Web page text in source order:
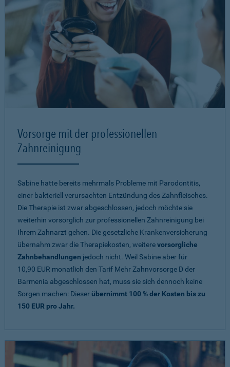
Vorsorge mit der professionellen
Zahnreinigung
Sabine hatte bereits mehrmals Probleme mit Parodontitis,
einer bakteriell verursachten Entzündung des Zahnfleisches.
Die Therapie ist zwar abgeschlossen, jedoch möchte sie
weiterhin vorsorglich zur professionellen Zahnreinigung bei
Ihrem Zahnarzt gehen. Die gesetzliche Krankenversicherung
übernahm zwar die Therapiekosten, weiterevorsorgliche
Zahnbehandlungen jedoch nicht. Weil Sabine aber für
10,90 EUR monatlich den Tarif Mehr Zahnvorsorge D der
Barmenia abgeschlossen hat, muss sie sich dennoch keine
Sorgen machen: Dieser übernimmt 100 % der Kosten bis zu
150 EUR pro Jahr.